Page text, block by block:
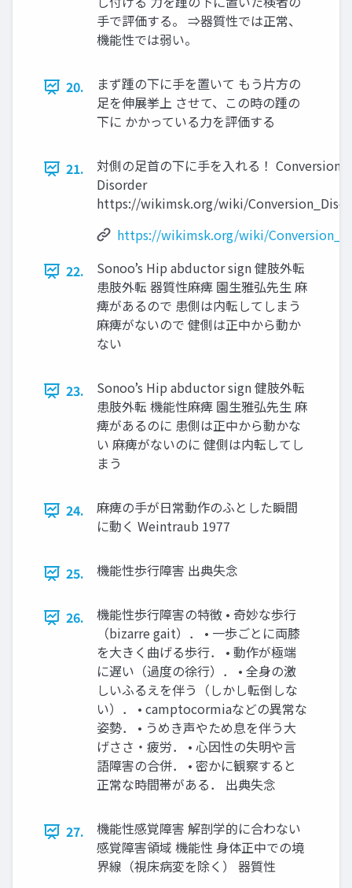
手で評価する。 ⇒器質性では正常、
機能性では弱い。
20.
まず踵の下に手を置いて もう片方の
足を伸展挙上 させて、この時の踵の
下に かかっている力を評価する
21.
対側の足首の下に手を入れる！ Conversion
Disorder
https://wikimsk.org/wiki/
https://wikimsk.org/wiki/
22.
Sonoo’s Hip abductor sign 健肢外転
患肢外転 器質性麻痺 園生雅弘先生 麻
痺があるので 患側は内転してしまう
麻痺がないので 健側は正中から動か
ない
23.
Sonoo’s Hip abductor sign 健肢外転
患肢外転 機能性麻痺 園生雅弘先生 麻
痺があるのに 患側は正中から動かな
い 麻痺がないのに 健側は内転してし
まう
24.
麻痺の手が日常動作のふとした瞬間
に動く Weintraub 1977
25. 機能性歩行障害 出典失念
26.
機能性歩行障害の特徴 • 奇妙な歩行
（bizarre gait）． • 一歩ごとに両膝
を大きく曲げる歩行． • 動作が極端
に遅い（過度の徐行）． • 全身の激
しいふるえを伴う（しかし転倒しな
い）． • camptocormiaなどの異常な
姿勢． • うめき声やため息を伴う大
げささ・疲労． • 心因性の失明や言
語障害の合併． • 密かに観察すると
正常な時間帯がある． 出典失念
27.
機能性感覚障害 解剖学的に合わない
感覚障害領域 機能性 身体正中での境
界線（視床病変を除く） 器質性